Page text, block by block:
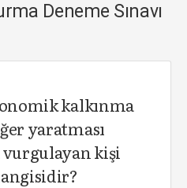
Deneme Sınavı
kalkınma
yaratması
kişi